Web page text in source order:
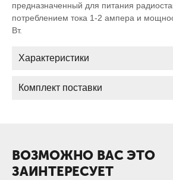
предназначенный для питания
потреблением тока 1-2 ампера и
Вт.
Характеристики
Комплект поставки
ВОЗМОЖНО ВАС ЭТО
ЗАИНТЕРЕСУЕТ